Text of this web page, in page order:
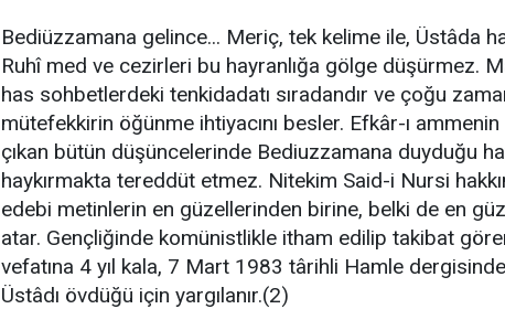
Bediüzzamana gelince... Meriç, tek kelime ile, Üstâda
Ruhî med ve cezirleri bu hayranlığa gölge düşürmez.
has sohbetlerdeki tenkidadatı sıradandır ve çoğu
mütefekkirin öğünme ihtiyacını besler. Efkâr-ı
çıkan bütün düşüncelerinde Bediuzzamana duyduğu
haykırmakta tereddüt etmez. Nitekim Said-i Nursi
edebi metinlerin en güzellerinden birine, belki de en
atar. Gençliğinde komünistlikle itham edilip takibat
vefatına 4 yıl kala, 7 Mart 1983 târihli Hamle
Üstâdı övdüğü için yargılanır.(2)